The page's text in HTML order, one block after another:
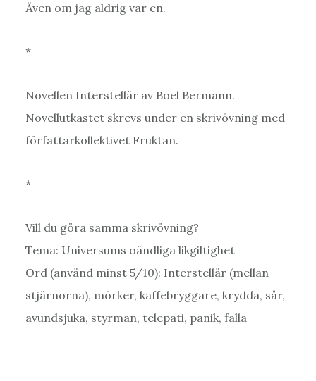
Även om jag aldrig var en.
*
Novellen Interstellär av Boel Bermann.
Novellutkastet skrevs under en skrivövning med
författarkollektivet Fruktan.
*
Vill du göra samma skrivövning?
Tema: Universums oändliga likgiltighet
Ord (använd minst 5/10): Interstellär (mellan
stjärnorna), mörker, kaffebryggare, krydda, sår,
avundsjuka, styrman, telepati, panik, falla